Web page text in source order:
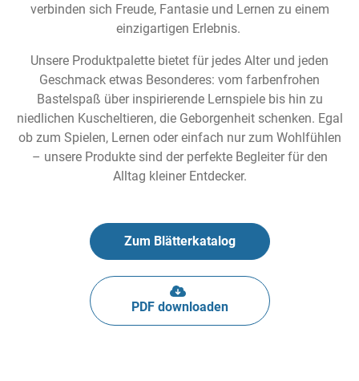
verbinden sich Freude, Fantasie und Lernen zu einem
einzigartigen Erlebnis.
Unsere Produktpalette bietet für jedes Alter und jeden
Geschmack etwas Besonderes: vom farbenfrohen
Bastelspaß über inspirierende Lernspiele bis hin zu
niedlichen Kuscheltieren, die Geborgenheit schenken. Egal
ob zum Spielen, Lernen oder einfach nur zum Wohlfühlen
– unsere Produkte sind der perfekte Begleiter für den
Alltag kleiner Entdecker.
Zum Blätterkatalog
PDF downloaden